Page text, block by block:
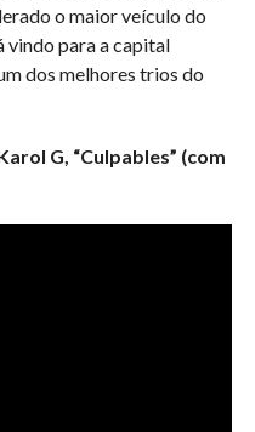
o maior veículo do
vindo para a capital
dos melhores trios do
G, “Culpables” (com